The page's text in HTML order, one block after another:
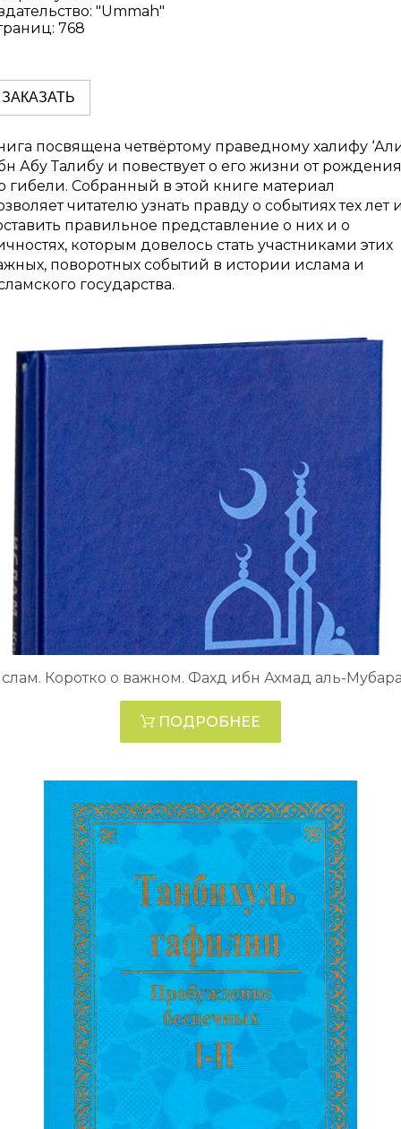
"Ummah"
768
ЗАКАЗАТЬ
посвящена четвёртому праведному халифу
Абу Талибу и повествует о его жизни от рождения
гибели. Собранный в этой книге материал
читателю узнать правду о событиях тех лет
правильное представление о них и о
которым довелось стать участниками этих
поворотных событий в истории ислама и
государства.
Коротко о важном. Фахд ибн Ахмад аль-
ПОДРОБНЕЕ